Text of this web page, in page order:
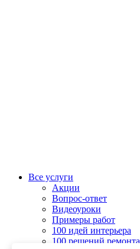
Все услуги
Акции
Вопрос-ответ
Видеоуроки
Примеры работ
100 идей интерьера
100 решений ремонта